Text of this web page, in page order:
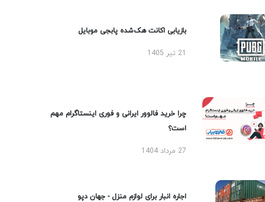
بازیابی اکانت هک‌شده پابجی موبایل
چرا خرید فالوور ایرانی و فوری اینستاگرام مهم
است؟
27 مرداد 1404
اجاره انبار برای لوازم منزل - جهان دپو